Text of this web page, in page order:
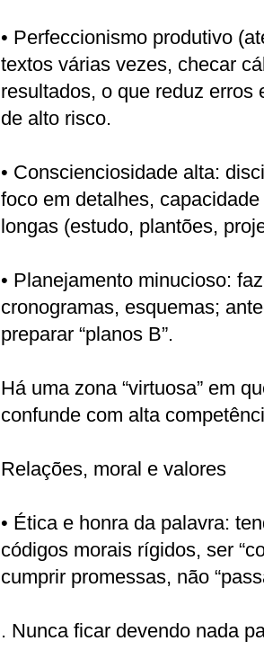
• Perfeccionismo produtivo
textos várias vezes, checar
resultados, o que reduz erros
de alto risco.
• Conscienciosidade alta:
foco em detalhes,
longas (estudo, plantões,
• Planejamento minucioso:
cronogramas, esquemas;
preparar “planos B”.
Há uma zona “virtuosa” em
confunde com alta
Relações, moral e valores
• Ética e honra da palavra:
códigos morais rígidos, ser
cumprir promessas, não
. Nunca ficar devendo nada